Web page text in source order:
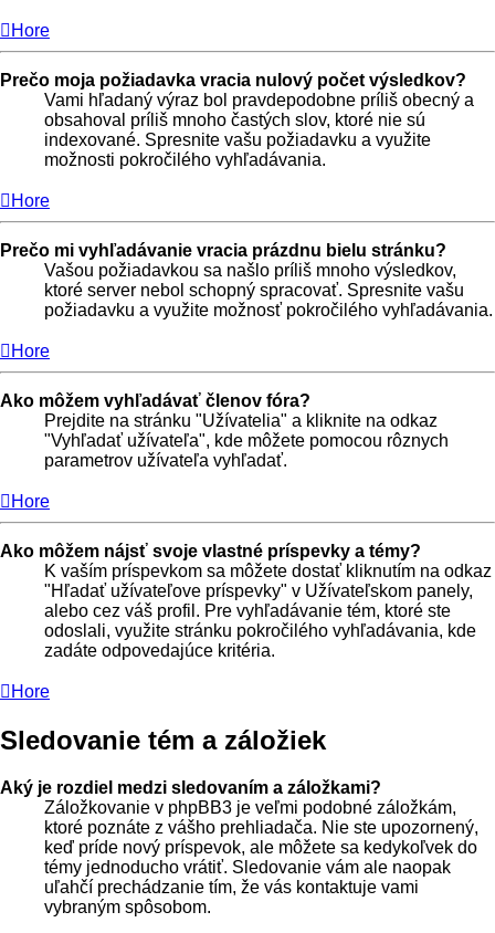
Hore
Prečo moja požiadavka vracia nulový počet výsledkov?
Vami hľadaný výraz bol pravdepodobne príliš obecný a
obsahoval príliš mnoho častých slov, ktoré nie sú
indexované. Spresnite vašu požiadavku a využite
možnosti pokročilého vyhľadávania.
Hore
Prečo mi vyhľadávanie vracia prázdnu bielu stránku?
Vašou požiadavkou sa našlo príliš mnoho výsledkov,
ktoré server nebol schopný spracovať. Spresnite vašu
požiadavku a využite možnosť pokročilého vyhľadávania.
Hore
Ako môžem vyhľadávať členov fóra?
Prejdite na stránku "Užívatelia" a kliknite na odkaz
"Vyhľadať užívateľa", kde môžete pomocou rôznych
parametrov užívateľa vyhľadať.
Hore
Ako môžem nájsť svoje vlastné príspevky a témy?
K vaším príspevkom sa môžete dostať kliknutím na odkaz
"Hľadať užívateľove príspevky" v Užívateľskom panely,
alebo cez váš profil. Pre vyhľadávanie tém, ktoré ste
odoslali, využite stránku pokročilého vyhľadávania, kde
zadáte odpovedajúce kritéria.
Hore
Sledovanie tém a záložiek
Aký je rozdiel medzi sledovaním a záložkami?
Záložkovanie v phpBB3 je veľmi podobné záložkám,
ktoré poznáte z vášho prehliadača. Nie ste upozornený,
keď príde nový príspevok, ale môžete sa kedykoľvek do
témy jednoducho vrátiť. Sledovanie vám ale naopak
uľahčí prechádzanie tím, že vás kontaktuje vami
vybraným spôsobom.